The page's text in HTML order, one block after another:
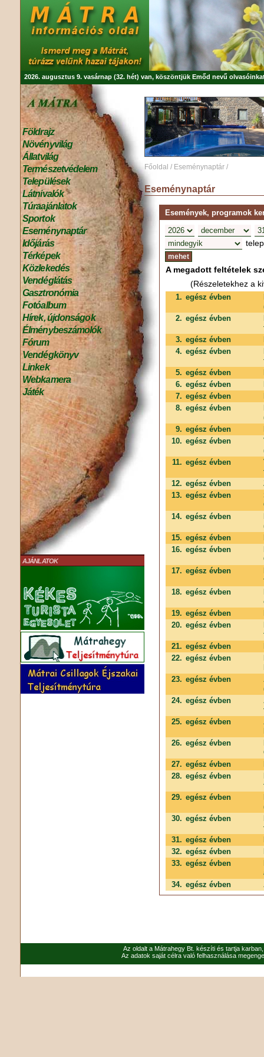
2026. augusztus 9. vasárnap (32. hét) van, köszöntjük Emőd nevű
Földrajz
Növényvilág
Állatvilág
Természetvédelem
Települések
Látnivalók
Túraajánlatok
Sportok
Eseménynaptár
Időjárás
Térképek
Közlekedés
Vendéglátás
Gasztronómia
Fotóalbum
Hírek, újdonságok
Élménybeszámolók
Fórum
Vendégkönyv
Linkek
Webkamera
Játék
AJÁNLATOK
Főoldal / Eseménynaptár /
Eseménynaptár
Események, programok
A megadott feltételek
(Részeletekhez a
1. egész évben
2. egész évben
3. egész évben
4. egész évben
5. egész évben
6. egész évben
7. egész évben
8. egész évben
9. egész évben
10. egész évben
11. egész évben
12. egész évben
13. egész évben
14. egész évben
15. egész évben
16. egész évben
17. egész évben
18. egész évben
19. egész évben
20. egész évben
21. egész évben
22. egész évben
23. egész évben
24. egész évben
25. egész évben
26. egész évben
27. egész évben
28. egész évben
29. egész évben
30. egész évben
31. egész évben
32. egész évben
33. egész évben
34. egész évben
Az oldalt a Mátrahegy Bt. készíti és tartja
Az adatok saját célra való felhasználása